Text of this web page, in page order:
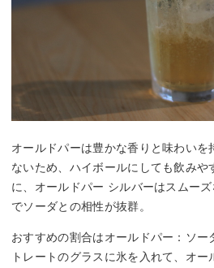
オールドパーは豊かな香りと味わい
ないため、ハイボールにしても飲み
に、オールドパー シルバーはスムー
でソーダとの相性が抜群。
おすすめの割合はオールドパー：ソー
トレートのグラスに氷を入れて、オ